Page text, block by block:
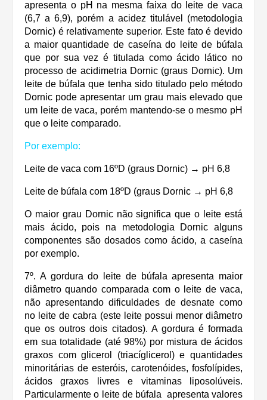
apresenta o pH na mesma faixa do leite de vaca
(6,7 a 6,9), porém a acidez titulável (metodologia
Dornic) é relativamente superior. Este fato é devido
a maior quantidade de caseína do leite de búfala
que por sua vez é titulada como ácido lático no
processo de acidimetria Dornic (graus Dornic). Um
leite de búfala que tenha sido titulado pelo método
Dornic pode apresentar um grau mais elevado que
um leite de vaca, porém mantendo-se o mesmo pH
que o leite comparado.
Por exemplo:
Leite de vaca com 16ºD (graus Dornic) → pH 6,8
Leite de búfala com 18ºD (graus Dornic → pH 6,8
O maior grau Dornic não significa que o leite está
mais ácido, pois na metodologia Dornic alguns
componentes são dosados como ácido, a caseína
por exemplo.
7º. A gordura do leite de búfala apresenta maior
diâmetro quando comparada com o leite de vaca,
não apresentando dificuldades de desnate como
no leite de cabra (este leite possui menor diâmetro
que os outros dois citados). A gordura é formada
em sua totalidade (até 98%) por mistura de ácidos
graxos com glicerol (triacíglicerol) e quantidades
minoritárias de esteróis, carotenóides, fosfolípides,
ácidos graxos livres e vitaminas liposolúveis.
Particularmente o leite de búfala apresenta valores